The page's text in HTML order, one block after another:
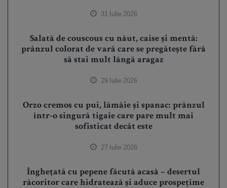
31 Iulie 2026
Salată de couscous cu năut, caise și mentă:
prânzul colorat de vară care se pregătește fără
să stai mult lângă aragaz
29 Iulie 2026
Orzo cremos cu pui, lămâie și spanac: prânzul
într-o singură tigaie care pare mult mai
sofisticat decât este
27 Iulie 2026
Înghețată cu pepene făcută acasă – desertul
răcoritor care hidratează și aduce prospețime